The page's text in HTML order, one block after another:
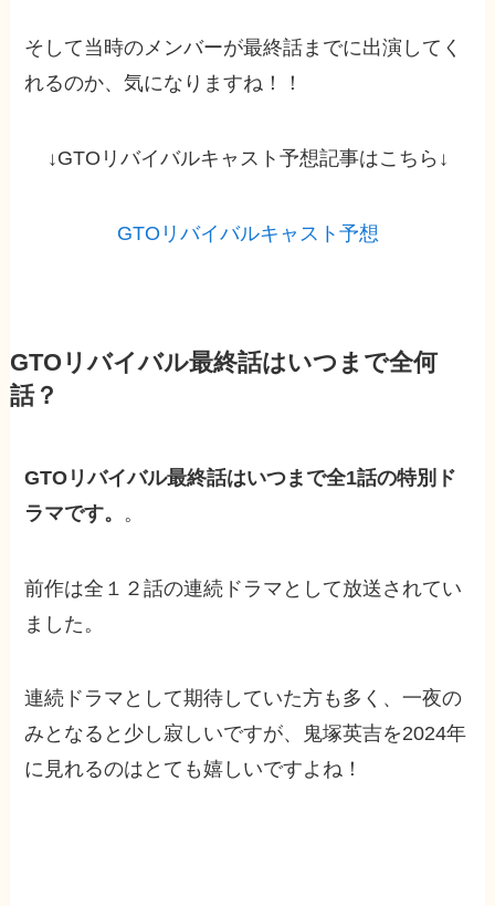
そして当時のメンバーが最終話までに出演してく
れるのか、気になりますね！！
↓GTOリバイバルキャスト予想記事はこちら↓
GTOリバイバルキャスト予想
GTOリバイバル最終話はいつまで全何
話？
GTOリバイバル最終話はいつまで全1話の特別ド
ラマです。 。
前作は全１２話の連続ドラマとして放送されてい
ました。
連続ドラマとして期待していた方も多く、一夜の
みとなると少し寂しいですが、鬼塚英吉を2024年
に見れるのはとても嬉しいですよね！